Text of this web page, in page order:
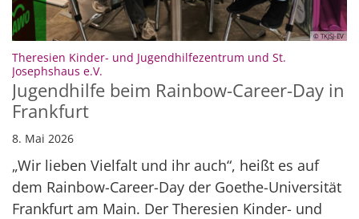
© TKJSJ-EV
Theresien Kinder- und Jugendhilfezentrum und St.
Josephshaus e.V.
Jugendhilfe beim Rainbow-Career-Day in
Frankfurt
8. Mai 2026
„Wir lieben Vielfalt und ihr auch“, heißt es auf
dem Rainbow-Career-Day der Goethe-Universität
Frankfurt am Main. Der Theresien Kinder- und